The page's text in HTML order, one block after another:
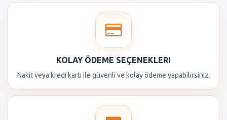
KOLAY ÖDEME SEÇENEKLERI
Nakit veya kredi kartı ile güvenli ve kolay ödeme yapabilirsiniz.